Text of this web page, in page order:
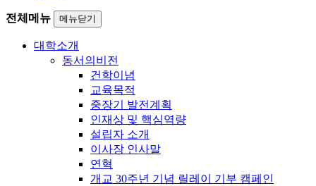
전체메뉴 메뉴닫기
대학소개
동서의비전
건학이념
교육목적
중장기 발전계획
인재상 및 핵심역량
설립자 소개
이사장 인사말
연혁
개교 30주년 기념 릴레이 기부 캠페인